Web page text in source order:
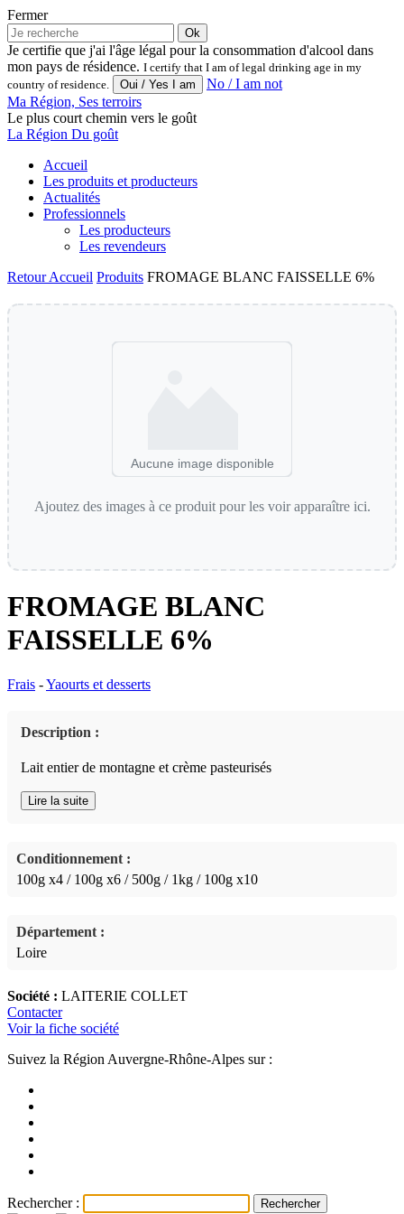
Fermer
Ok
Je certifie que j'ai l'âge légal pour la consommation d'alcool dans
mon pays de résidence. I certify that I am of legal drinking age in my
country of residence.
No / I am not
Ma Région, Ses terroirs
Le plus court chemin vers le goût
La Région Du goût
Accueil
Les produits et producteurs
Actualités
Professionnels
Les producteurs
Les revendeurs
RetourAccueil Produits FROMAGE BLANC FAISSELLE 6%
Aucune image disponible
Ajoutez des images à ce produit pour les voir apparaître ici.
FROMAGE BLANC
FAISSELLE 6%
Frais -Yaourts et desserts
Description :
Lait entier de montagne et crème pasteurisés
Lire la suite
Conditionnement :
100g x4 / 100g x6 / 500g / 1kg / 100g x10
Département :
Loire
Société : LAITERIE COLLET
Contacter
Voir la fiche société
Suivez la Région Auvergne-Rhône-Alpes sur :
Rechercher :